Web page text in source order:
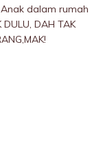
dalam rumah
DAH TAK